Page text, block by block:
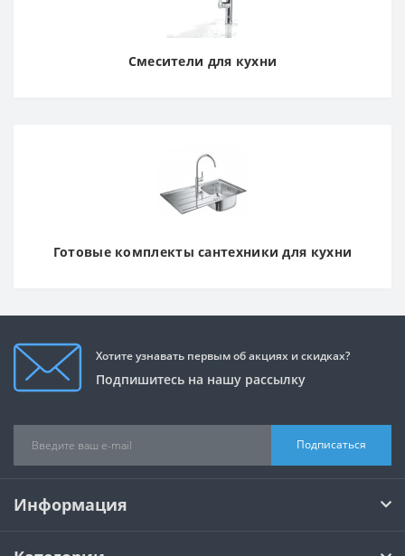
Смесители для кухни
Готовые комплекты сантехники для кухни
Хотите узнавать первым об акциях и скидках?
Подпишитесь на нашу рассылку
Подписаться
Информация